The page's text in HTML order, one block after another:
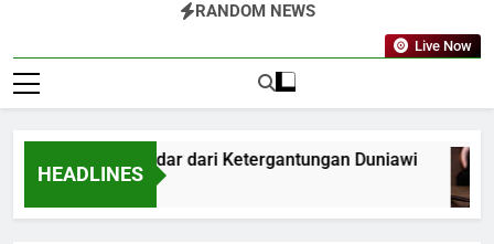
RANDOM NEWS
Live Now
HEADLINES
Cara Terhindar dari Ketergantungan Duniawi
4 Tahun Ago